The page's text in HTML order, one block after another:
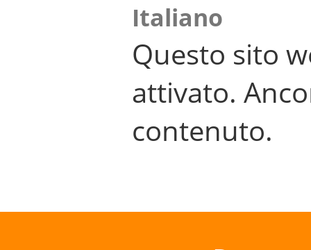
Italiano
Questo sito
attivato.
contenuto.